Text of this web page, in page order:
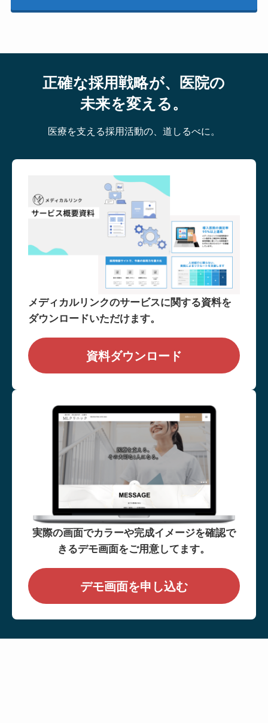
正確な採用戦略が、医院の
未来を変える。
医療を支える採用活動の、道しるべに。
メディカルリンクのサービスに関する資料を
ダウンロードいただけます。
資料ダウンロード
実際の画面でカラーや完成イメージを確認で
きるデモ画面をご用意してます。
デモ画面を申し込む